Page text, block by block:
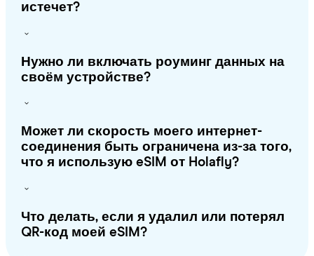
истечет?
Нужно ли включать роуминг данных на
своём устройстве?
Может ли скорость моего интернет-
соединения быть ограничена из-за того,
что я использую eSIM от Holafly?
Что делать, если я удалил или потерял
QR-код моей eSIM?